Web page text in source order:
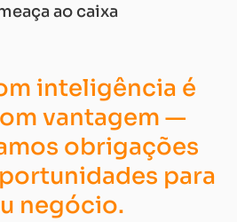
ao caixa
inteligência é
vantagem —
obrigações
para
negócio.